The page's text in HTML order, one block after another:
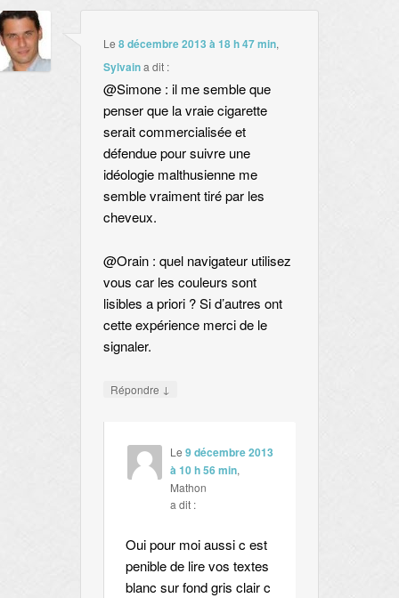
Le 8 décembre 2013 à 18 h 47 min,
Sylvaina dit :
@Simone : il me semble que
penser que la vraie cigarette
serait commercialisée et
défendue pour suivre une
idéologie malthusienne me
semble vraiment tiré par les
cheveux.
@Orain : quel navigateur utilisez
vous car les couleurs sont
lisibles a priori ? Si d’autres ont
cette expérience merci de le
signaler.
Répondre ↓
Le9 décembre 2013
à 10 h 56 min,
Mathon
a dit :
Oui pour moi aussi c est
penible de lire vos textes
blanc sur fond gris clair c